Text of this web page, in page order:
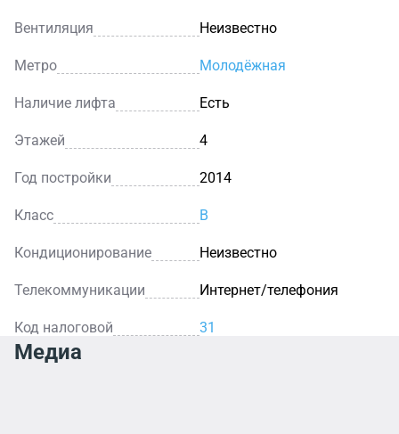
Вентиляция Неизвестно
Метро Молодёжная
Наличие лифта Есть
Этажей 4
Год постройки 2014
Класс B
Кондиционирование Неизвестно
Телекоммуникации Интернет/телефония
Код налоговой 31
Медиа